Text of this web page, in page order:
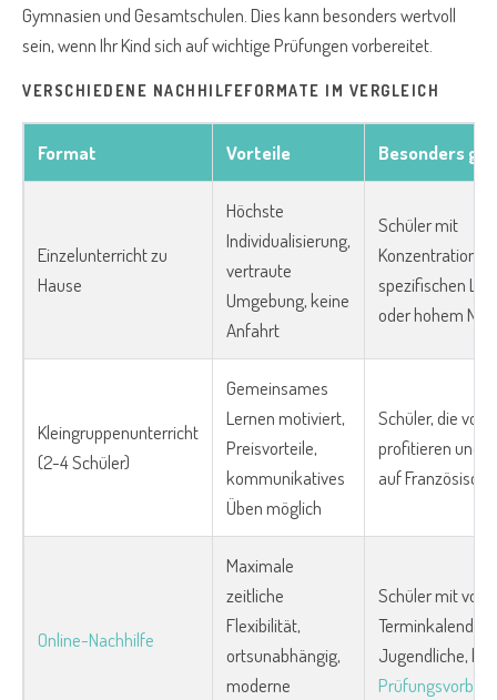
Gymnasien und Gesamtschulen. Dies kann besonders wertvoll
sein, wenn Ihr Kind sich auf wichtige Prüfungen vorbereitet.
VERSCHIEDENE NACHHILFEFORMATE IM VERGLEICH
Format Vorteile Besonders
Einzelunterricht zu
Hause
Höchste
Individualisierung,
vertraute
Umgebung, keine
Anfahrt
Schüler mit
spezifischen
oder hohem
Kleingruppenunterricht
(2-4 Schüler)
Gemeinsames
Lernen motiviert,
Preisvorteile,
kommunikatives
Üben möglich
Schüler, die von
profitieren und
auf Französisch
Online-Nachhilfe
Maximale
zeitliche
Flexibilität,
ortsunabhängig,
moderne
Schüler mit
Jugendliche,